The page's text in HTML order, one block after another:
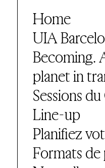
Home
UIA
Becoming.
planet in
Sessions
Line-up
Planifiez
Formats